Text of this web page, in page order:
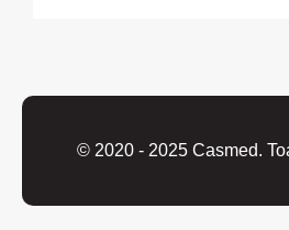
© 2020 - 2025 Casmed.